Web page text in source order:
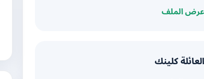
عرض الملف
العائلة كلينك